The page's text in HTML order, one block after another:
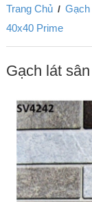
Trang Chủ /
40x40 Prime
Gạch lát